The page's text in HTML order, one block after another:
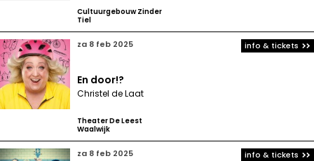
Cultuurgebouw Zinder
Tiel
za 8 feb 2025
En door!?
Christel de Laat
Theater De Leest
Waalwijk
info & tickets
za 8 feb 2025 info & tickets